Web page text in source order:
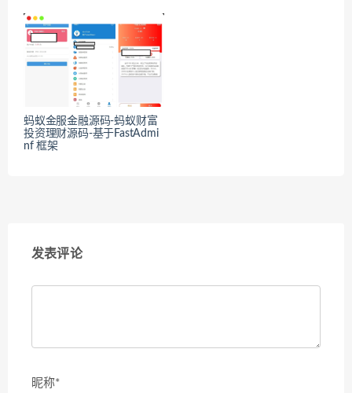
蚂蚁金服金融源码-蚂蚁财富
投资理财源码-基于FastAdmi
nf 框架
发表评论
昵称*